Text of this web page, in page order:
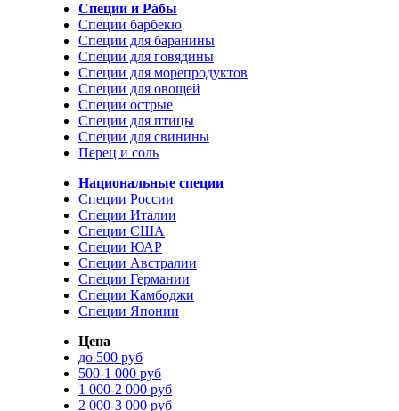
Специи и Рáбы
Специи барбекю
Специи для баранины
Специи для говядины
Специи для морепродуктов
Специи для овощей
Специи острые
Специи для птицы
Специи для свинины
Перец и соль
Национальные специи
Специи России
Специи Италии
Специи США
Специи ЮАР
Специи Австралии
Специи Германии
Специи Камбоджи
Специи Японии
Цена
до 500 руб
500-1 000 руб
1 000-2 000 руб
2 000-3 000 руб